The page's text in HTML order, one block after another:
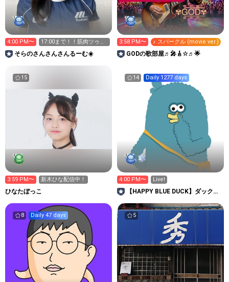
4:00 PM〜
17:00まで！！筋肉ツゥだ
ﾖ☺︎
そらのさんさんさんるーむ☀️
3:58 PM〜 ♪ スパークル (movie ver.)
GODの歌部屋♬🎤🎸☆♬🌟
15
3:59 PM〜 新木ひな配信中！
ひなたぼっこ
14 Daily 1277 days
4:00 PM〜 Live!
【HAPPY BLUE DUCK】ダックの
8 Daily 47 days 5